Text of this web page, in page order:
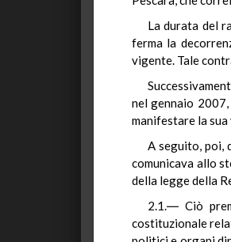
La durata del
ferma la
vigente. Tale
nel gennaio
manifestare la
A seguito, poi,
comunicava allo
della legge della
2.1.― Ciò
costituzionale